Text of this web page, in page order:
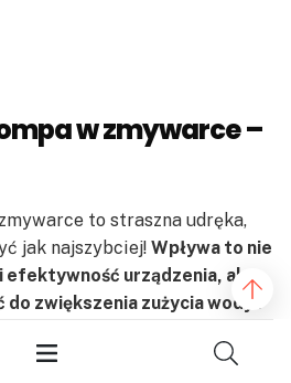
w zmywarce –
to straszna udręka,
jak najszybciej! Wpływa to nie
efektywność urządzenia, ale
zwiększenia zużycia wody i
na które powinieneś